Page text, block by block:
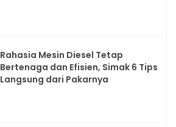
Rahasia Mesin Diesel Tetap
Bertenaga dan Efisien, Simak 6 Tips
Langsung dari Pakarnya